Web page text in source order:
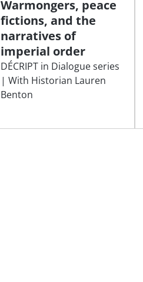
Warmongers, peace
fictions, and the
narratives of
imperial order
DÉCRIPT in Dialogue series
| With Historian Lauren
Benton